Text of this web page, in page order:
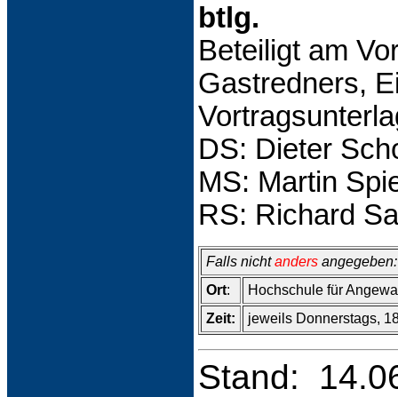
btlg.
Beteiligt am
Gastredners,
DS: Dieter
MS: Martin
RS: Richard
Falls nichtanders angegeben:
Ort:
Hochschule für
Zeit:
jeweils Donnerstags,
Stand: